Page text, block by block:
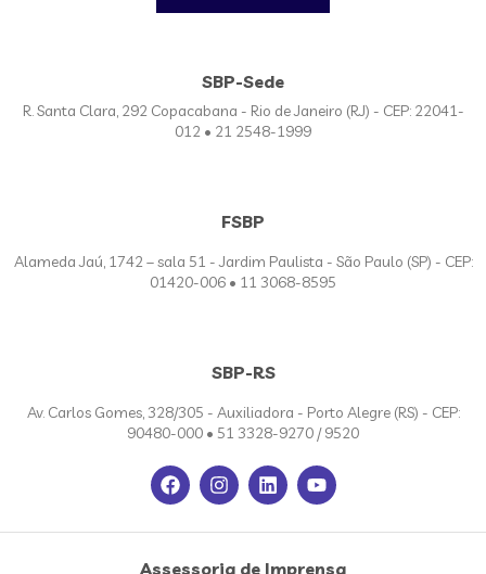
SBP-Sede
R. Santa Clara, 292 Copacabana - Rio de Janeiro (RJ) - CEP: 22041-
012 • 21 2548-1999
FSBP
Alameda Jaú, 1742 – sala 51 - Jardim Paulista - São Paulo (SP) - CEP:
01420-006 • 11 3068-8595
SBP-RS
Av. Carlos Gomes, 328/305 - Auxiliadora - Porto Alegre (RS) - CEP:
90480-000 • 51 3328-9270 / 9520
Assessoria de Imprensa